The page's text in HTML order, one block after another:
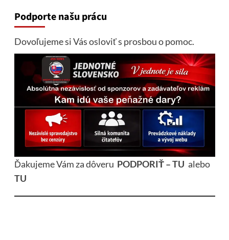
Podporte našu prácu
Dovoľujeme si Vás osloviť s prosbou o pomoc.
Ďakujeme Vám za dôveru PODPORIŤ – TU alebo
TU